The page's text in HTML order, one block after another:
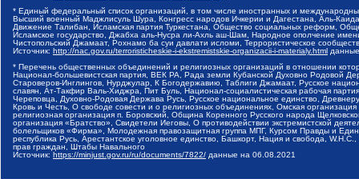
* Единый федеральный список организаций, в том числе иностранных и
Высший военный Маджлисуль Шура, Конгресс народов Ичкерии и Дагестана, Аль-
Движение Талибан, Исламская партия Туркестана, Общество социальных реформ,
Исламское государство, Джабха аль-Нусра ли-Ахль аш-Шам, Народное ополчение
Чистопольский Джамаат, Рохнамо ба суи давлати исломи, Террористическое
Источник: http://nac.gov.ru/terroristicheskie-i-ekstremistskie-organizacii-i-materialy.html
* Перечень общественных объединений и религиозных организаций в отношении
Национал-большевистская партия, ВЕК РА, Рада земли Кубанской Духовно Родовой
Староверов-Инглингов, Нурджулар, К Богодержавию, Таблиги Джамаат, Русское
славян, Ат-Такфир Валь-Хиджра, Пит Буль, Национал-социалистическая рабочая
Череповца, Духовно-Родовая Держава Русь, Русское национальное единство,
Кровь и Честь, О свободе совести и о религиозных объединениях, Омская
религиозная организация п. Боровский, Община Коренного Русского народа
организация «Братство», Свидетели Иеговы, О противодействии экстремистской
болельщиков «Фирма», Молодежная правозащитная группа МПГ, Курсом Правды и
республика Русь, Арестантское уголовное единство, Башкорт, Нация и свобода,
прав граждан, Штабы Навального
Источник: https://minjust.gov.ru/ru/documents/7822/ данные на 06.08.2021